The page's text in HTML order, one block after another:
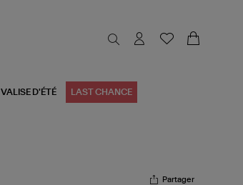
VALISE D'ÉTÉ LAST CHANCE
Partager